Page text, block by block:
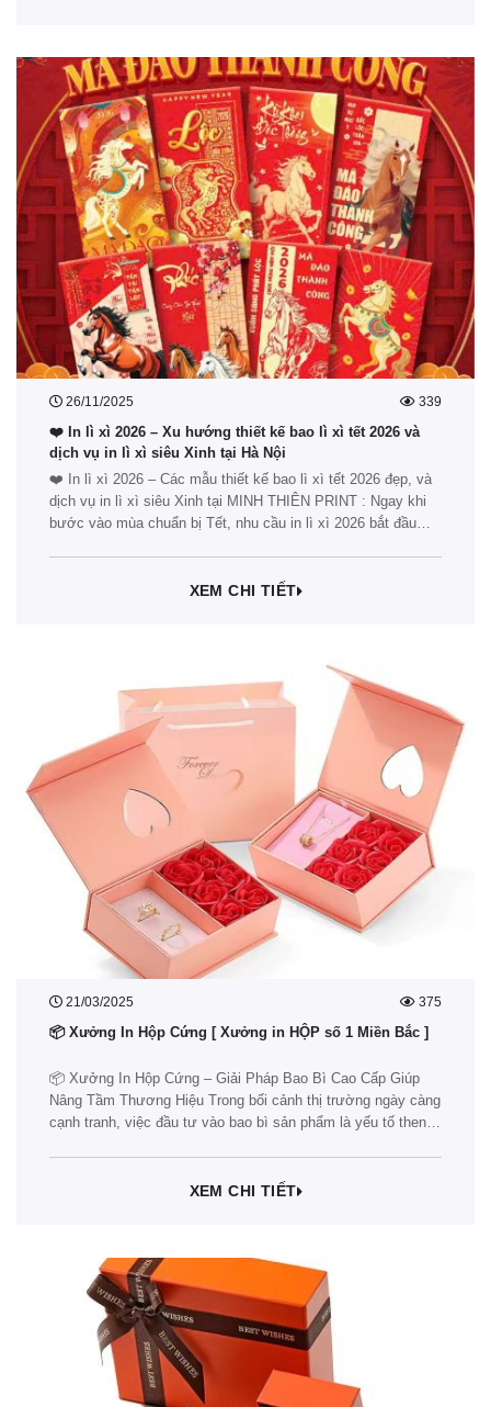
26/11/2025 339
❤️ In lì xì 2026 – Xu hướng thiết kế bao lì xì tết 2026 và
dịch vụ in lì xì siêu Xinh tại Hà Nội
❤️ In lì xì 2026 – Các mẫu thiết kế bao lì xì tết 2026 đẹp, và
dịch vụ in lì xì siêu Xinh tại MINH THIÊN PRINT : Ngay khi
bước vào mùa chuẩn bị Tết, nhu cầu in lì xì 2026 bắt đầu
XEM CHI TIẾT
21/03/2025 375
📦 Xưởng In Hộp Cứng [ Xưởng in HỘP số 1 Miền Bắc ]
📦 Xưởng In Hộp Cứng – Giải Pháp Bao Bì Cao Cấp Giúp
Nâng Tầm Thương Hiệu Trong bối cảnh thị trường ngày càng
cạnh tranh, việc đầu tư vào bao bì sản phẩm là yếu tố then
XEM CHI TIẾT